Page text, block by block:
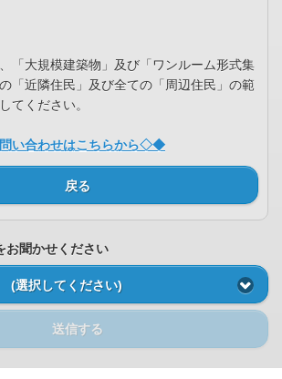
「大規模建築物」及び「ワンルーム形式集
「近隣住民」及び全ての「周辺住民」の範
てください。
い合わせはこちらから◇◆
戻る
お聞かせください
(選択してください)
送信する